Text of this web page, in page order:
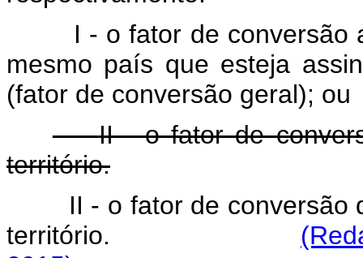
I - o fator de conversão
mesmo país que esteja
(fator de conversão geral); ou
II - o fator de
território.
II - o fator de conversão
território.